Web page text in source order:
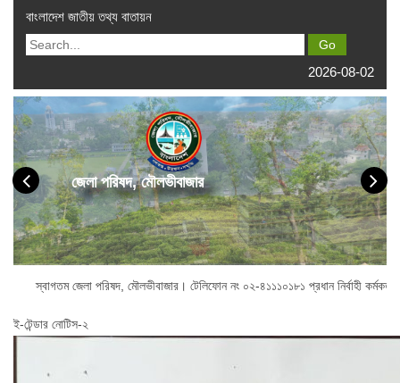
বাংলাদেশ জাতীয় তথ্য বাতায়ন
2026-08-02
জেলা পরিষদ, মৌলভীবাজার
জেলা পরিষদ, মৌলভীবাজার। টেলিফোন নং ০২-৪১১১০১৮১ প্রধান নির্বাহী কর্মকর্তা অফিস :
ই-টেন্ডার নোটিস-২